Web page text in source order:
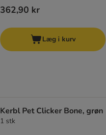
362,90 kr
Læg i kurv
Kerbl Pet Clicker Bone, grøn
1 stk